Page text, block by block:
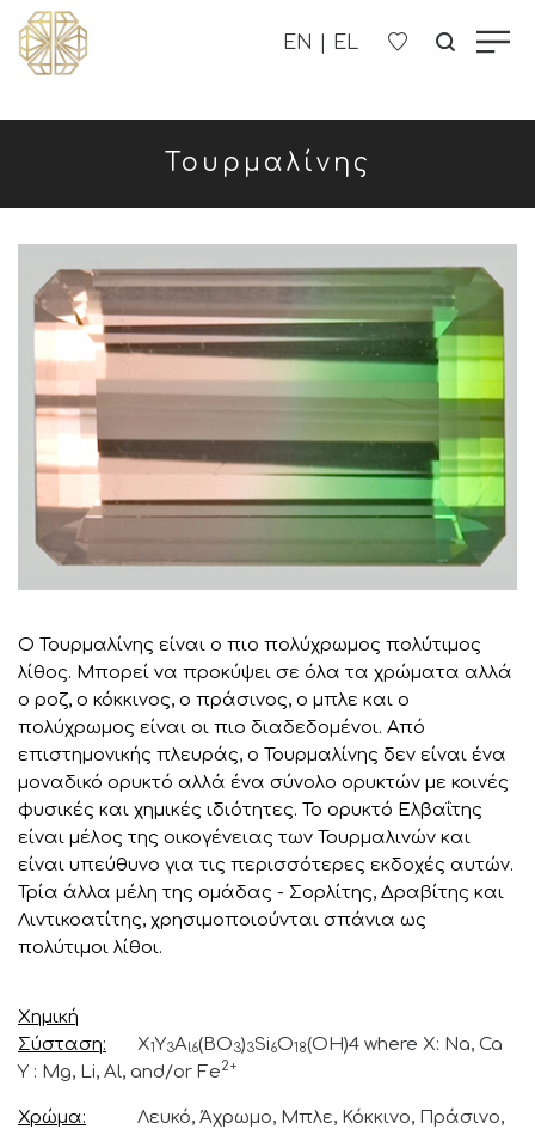
ΠΑΙΔΙΚΑ
ΕΠΙΚΟΙΝΩΝΊΑ
B2B
Τουρμαλίνης
Ο Τουρμαλίνης είναι ο πιο πολύχρωμος πολύτιμος
λίθος. Μπορεί να προκύψει σε όλα τα χρώματα αλλά
ο ροζ, ο κόκκινος, ο πράσινος, ο μπλε και ο
πολύχρωμος είναι οι πιο διαδεδομένοι. Από
επιστημονικής πλευράς, ο Τουρμαλίνης δεν είναι ένα
μοναδικό ορυκτό αλλά ένα σύνολο ορυκτών με κοινές
φυσικές και χημικές ιδιότητες. Το ορυκτό Ελβαΐτης
είναι μέλος της οικογένειας των Τουρμαλινών και
είναι υπεύθυνο για τις περισσότερες εκδοχές αυτών.
Τρία άλλα μέλη της ομάδας - Σορλίτης, Δραβίτης και
Λιντικοατίτης, χρησιμοποιούνται σπάνια ως
πολύτιμοι λίθοι.
Χημική
Σύσταση
X1Y3Al6(BO3)3Si6O18(OH)4 where X: Na, Ca
Y : Mg, Li, Al, and/or Fe2+
Χρώμα
Λευκό, Άχρωμο, Μπλε, Κόκκινο, Πράσινο,